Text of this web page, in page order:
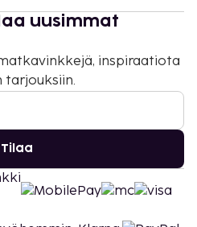
uusimmat
inspiraatiota
tarjouksiin.
Tilaa